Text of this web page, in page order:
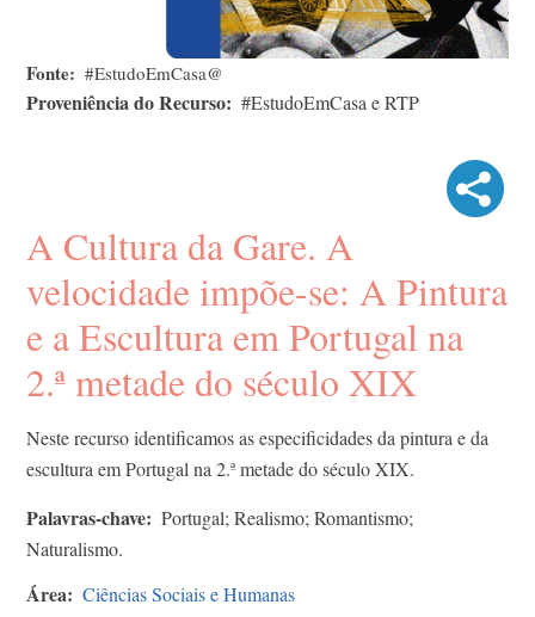
Fonte #EstudoEmCasa@
Proveniência do Recurso #EstudoEmCasa e RTP
A Cultura da Gare. A
velocidade impõe-se: A Pintura
e a Escultura em Portugal na
2.ª metade do século XIX
Neste recurso identificamos as especificidades da pintura e da
escultura em Portugal na 2.ª metade do século XIX.
Palavras-chave
Portugal; Realismo; Romantismo;
Naturalismo.
Área Ciências Sociais e Humanas